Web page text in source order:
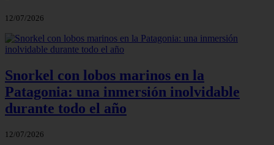
12/07/2026
Snorkel con lobos marinos en la
Patagonia: una inmersión inolvidable
durante todo el año
12/07/2026